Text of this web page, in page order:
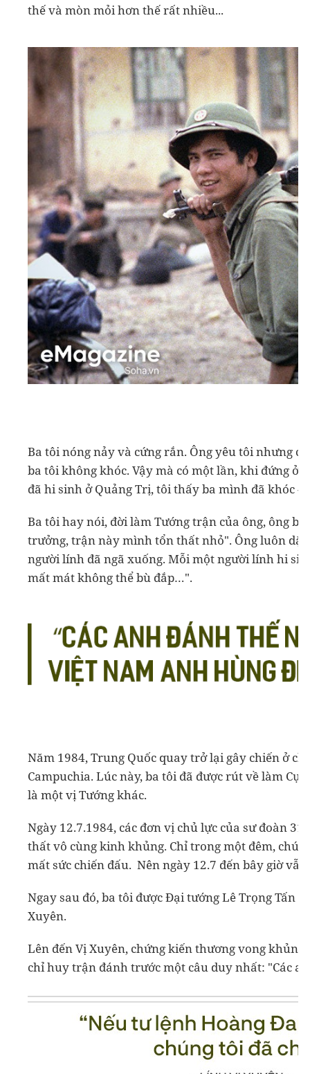
thế và mòn mỏi hơn thế rất nhiều...
Ba tôi nóng nảy và cứng rắn. Ông yêu tôi nhưng
ba tôi không khóc. Vậy mà có một lần, khi đứng ở
đã hi sinh ở Quảng Trị, tôi thấy ba mình đã khóc
Ba tôi hay nói, đời làm Tướng trận của ông, ông
trưởng, trận này mình tổn thất nhỏ". Ông luôn
người lính đã ngã xuống. Mỗi một người lính hi
mất mát không thể bù đắp…".
Năm 1984, Trung Quốc quay trở lại gây chiến ở
Campuchia. Lúc này, ba tôi đã được rút về làm
là một vị Tướng khác.
Ngày 12.7.1984, các đơn vị chủ lực của sư đoàn
thất vô cùng kinh khủng. Chỉ trong một đêm,
mất sức chiến đấu. Nên ngày 12.7 đến bây giờ
Ngay sau đó, ba tôi được Đại tướng Lê Trọng Tấn
Xuyên.
Lên đến Vị Xuyên, chứng kiến thương vong
chỉ huy trận đánh trước một câu duy nhất: "Các